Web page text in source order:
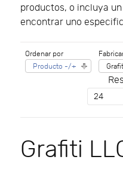
productos, o incluya
encontrar uno
Ordenar por
Producto -/+
Grafiti